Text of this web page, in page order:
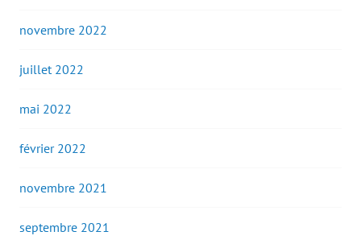
novembre 2022
juillet 2022
mai 2022
février 2022
novembre 2021
septembre 2021